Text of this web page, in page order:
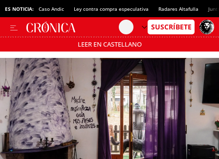
ES NOTICIA: Caso Andic Ley contra compra especulativa Radares Altafulla
LEER EN CASTELLANO
Pásate al MODO AHORRO